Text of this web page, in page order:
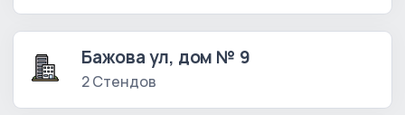
Бажова ул, дом № 9
2 Стендов